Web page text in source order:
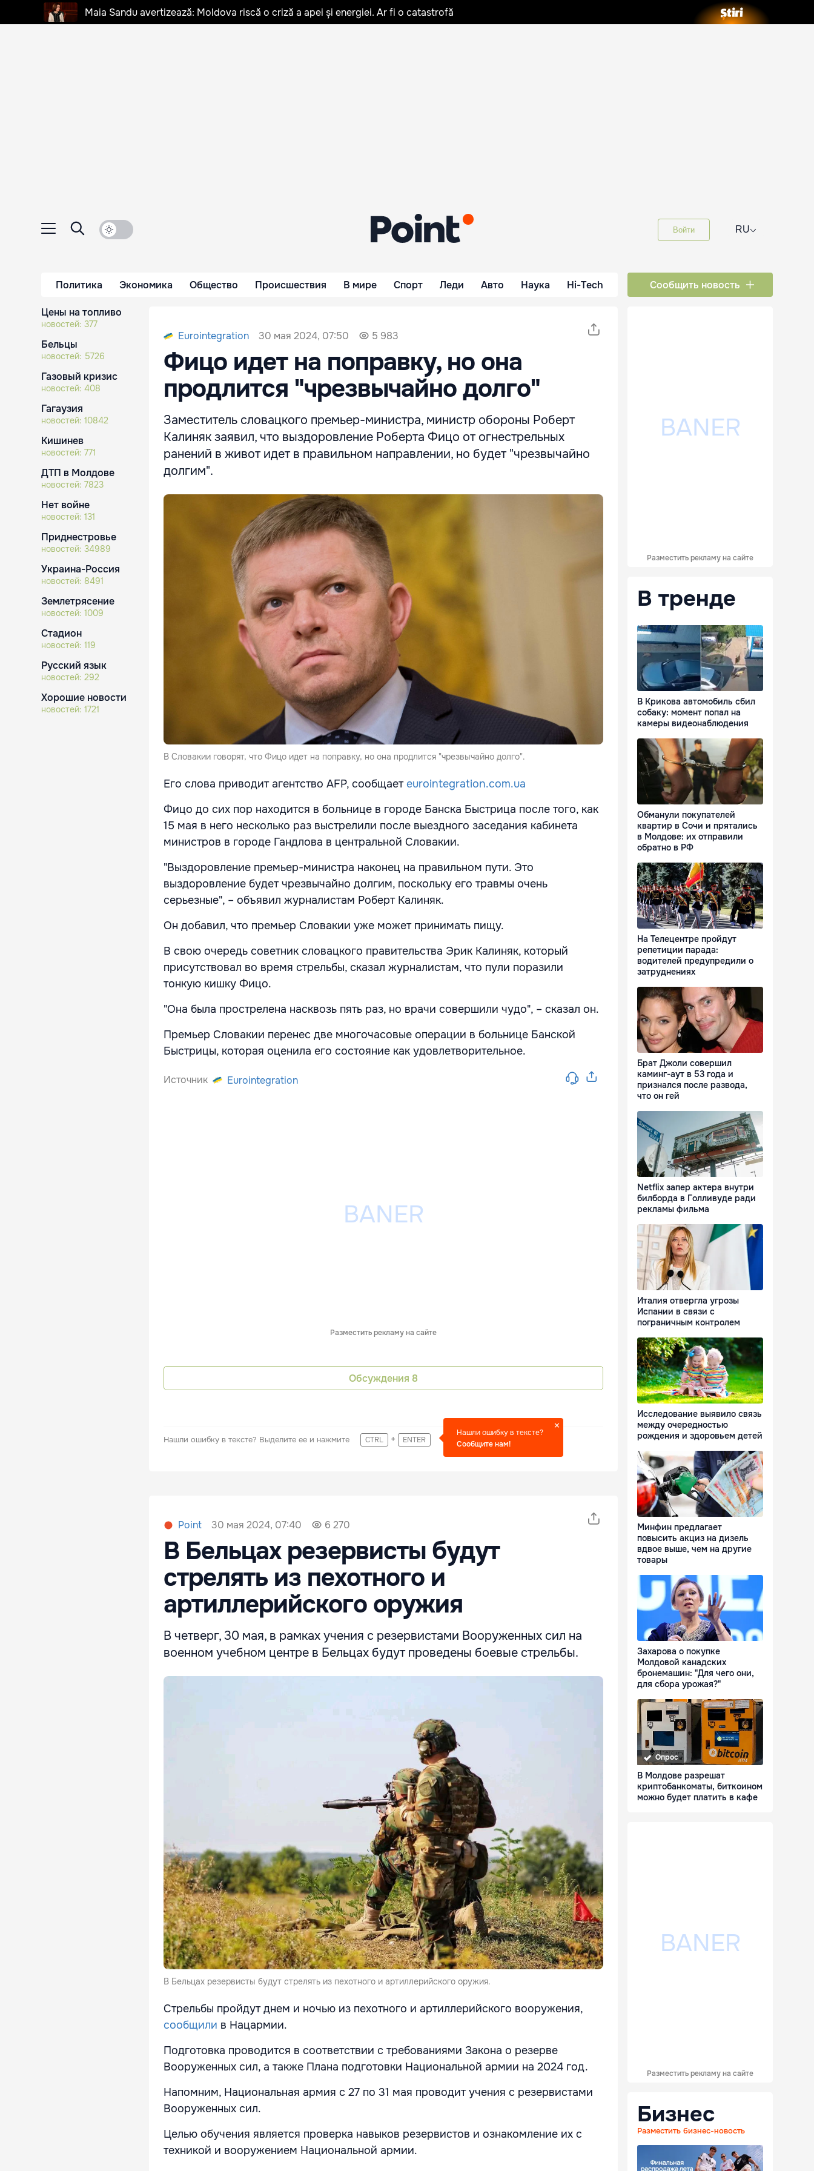
Maia Sandu avertizează: Moldova riscă o criză a apei și energiei. Ar fi o catastrofă
Войти RU⌵
Политика Экономика Общество Происшествия В мире Спорт Леди Авто Наука Hi-Tech Сообщить новость
Цены на топливо
новостей: 377
Бельцы
новостей: 5726
Газовый кризис
новостей: 408
Гагаузия
новостей: 10842
Кишинев
новостей: 771
ДТП в Молдове
новостей: 7823
Нет войне
новостей: 131
Приднестровье
новостей: 34989
Украина-Россия
новостей: 8491
Землетрясение
новостей: 1009
Стадион
новостей: 119
Русский язык
новостей: 292
Хорошие новости
новостей: 1721
Eurointegration 30 мая 2024, 07:50 5 983
Фицо идет на поправку, но она
продлится "чрезвычайно долго"
Заместитель словацкого премьер-министра, министр обороны Роберт
Калиняк заявил, что выздоровление Роберта Фицо от огнестрельных
ранений в живот идет в правильном направлении, но будет "чрезвычайно
долгим".
В Словакии говорят, что Фицо идет на поправку, но она продлится "чрезвычайно долго".
Его слова приводит агентство AFP, сообщаетeurointegration.com.ua
Фицо до сих пор находится в больнице в городе Банска Быстрица после того, как
15 мая в него несколько раз выстрелили после выездного заседания кабинета
министров в городе Гандлова в центральной Словакии.
"Выздоровление премьер-министра наконец на правильном пути. Это
выздоровление будет чрезвычайно долгим, поскольку его травмы очень
серьезные", – объявил журналистам Роберт Калиняк.
Он добавил, что премьер Словакии уже может принимать пищу.
В свою очередь советник словацкого правительства Эрик Калиняк, который
присутствовал во время стрельбы, сказал журналистам, что пули поразили
тонкую кишку Фицо.
"Она была прострелена насквозь пять раз, но врачи совершили чудо", – сказал он.
Премьер Словакии перенес две многочасовые операции в больнице Банской
Быстрицы, которая оценила его состояние как удовлетворительное.
Источник Eurointegration
Разместить рекламу на сайте
Обсуждения 8
Нашли ошибку в тексте? Выделите ее и нажмите CTRL + ENTER
Нашли ошибку в тексте?
Сообщите нам!
Point 30 мая 2024, 07:40 6 270
В Бельцах резервисты будут
стрелять из пехотного и
артиллерийского оружия
В четверг, 30 мая, в рамках учения с резервистами Вооруженных сил на
военном учебном центре в Бельцах будут проведены боевые стрельбы.
В Бельцах резервисты будут стрелять из пехотного и артиллерийского оружия.
Стрельбы пройдут днем и ночью из пехотного и артиллерийского вооружения,
сообщили в Нацармии.
Подготовка проводится в соответствии с требованиями Закона о резерве
Вооруженных сил, а также Плана подготовки Национальной армии на 2024 год.
Напомним, Национальная армия с 27 по 31 мая проводит учения с резервистами
Вооруженных сил.
Целью обучения является проверка навыков резервистов и ознакомление их с
техникой и вооружением Национальной армии.
Разместить рекламу на сайте
В тренде
В Крикова автомобиль сбил
собаку: момент попал на
камеры видеонаблюдения
Обманули покупателей
квартир в Сочи и прятались
в Молдове: их отправили
обратно в РФ
На Телецентре пройдут
репетиции парада:
водителей предупредили о
затруднениях
Брат Джоли совершил
каминг-аут в 53 года и
признался после развода,
что он гей
Netflix запер актера внутри
билборда в Голливуде ради
рекламы фильма
Италия отвергла угрозы
Испании в связи с
пограничным контролем
Исследование выявило связь
между очередностью
рождения и здоровьем детей
Минфин предлагает
повысить акциз на дизель
вдвое выше, чем на другие
товары
Захарова о покупке
Молдовой канадских
бронемашин: "Для чего они,
для сбора урожая?"
Опрос
В Молдове разрешат
криптобанкоматы, биткоином
можно будет платить в кафе
Разместить рекламу на сайте
Бизнес
Разместить бизнес-новость